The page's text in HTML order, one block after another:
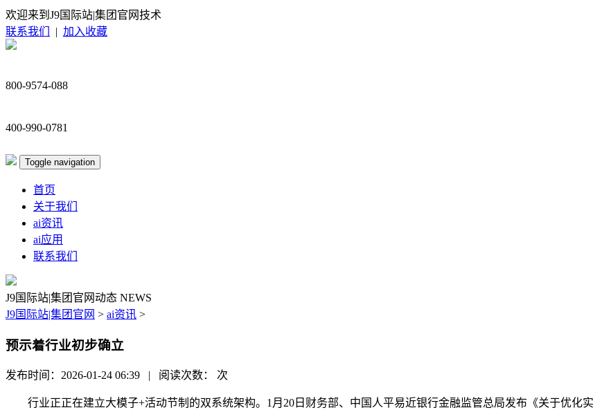
欢迎来到J9国际站|集团官网技术
联系我们
| 加入收藏
800-9574-088
400-990-0781
Toggle navigation
首页
关于我们
ai资讯
ai应用
联系我们
J9国际站|集团官网动态 NEWS
J9国际站|集团官网 > ai资讯 >
预示着行业初步确立
发布时间：2026-01-24 06:39 | 阅读次数： 次
行业正正在建立大模子+活动节制的双系统架构。1月20日财务部、中国人平易近银行金融监管总局发布《关于优化